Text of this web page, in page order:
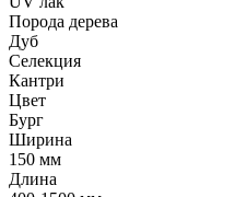
Порода дерева
Дуб
Селекция
Кантри
Цвет
Бург
Ширина
150 мм
Длина